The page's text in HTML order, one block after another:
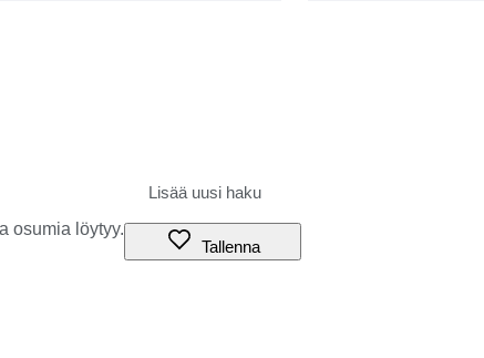
osumia löytyy.
Tallenna